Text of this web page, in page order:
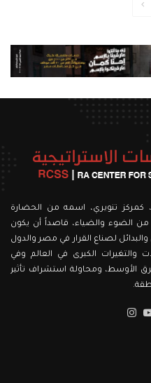
الصفحة
تأسس مركز رع للدراسات في يناير ٢٠٢١، كمركز تنويري، اسمه من الحضارة
من الضوء والضياء، قاصداً أن يكون
لصناع القرار في مصر والدول
والتغيرات الكبرى في العالم وفي
الأوسط، ومحاولة استشراف تأثير
‫X
‫YouTube